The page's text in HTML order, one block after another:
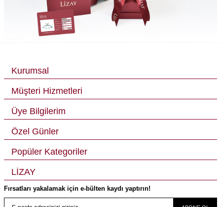
Kurumsal
Müşteri Hizmetleri
Üye Bilgilerim
Özel Günler
Popüler Kategoriler
LİZAY
Fırsatları yakalamak için e-bülten kaydı yaptırın!